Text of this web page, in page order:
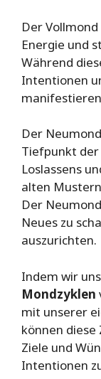
Der
Energie und
Während
Intentionen
Der
Tiefpunkt der
Loslassens
alten
Der
Neues zu
auszurichten.
Indem wir
Mondzyklen
mit unserer
können diese
Ziele und
Intentionen